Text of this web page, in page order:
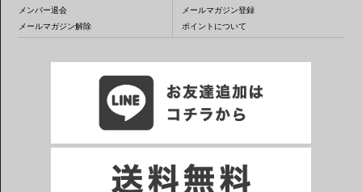
メンバー退会
メールマガジン登録
メールマガジン解除
ポイントについて